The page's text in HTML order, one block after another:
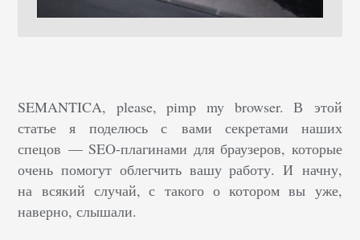
SEMANTICA, please, pimp my browser. В этой
статье я поделюсь с вами секретами наших
спецов — SEO-плагинами для браузеров, которые
очень помогут облегчить вашу работу. И начну,
на всякий случай, с такого о котором вы уже,
наверно, слышали.